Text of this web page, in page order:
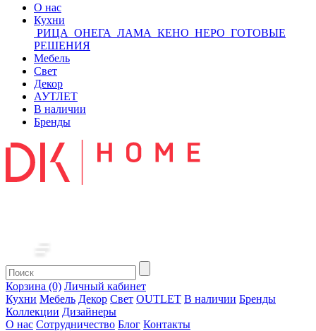
О нас
Кухни
РИЦА ОНЕГА ЛАМА КЕНО НЕРО ГОТОВЫЕ
РЕШЕНИЯ
Мебель
Свет
Декор
АУТЛЕТ
В наличии
Бренды
Корзина (0) Личный кабинет
Кухни Мебель Декор Свет OUTLET В наличии Бренды
Коллекции Дизайнеры
О нас Сотрудничество Блог Контакты